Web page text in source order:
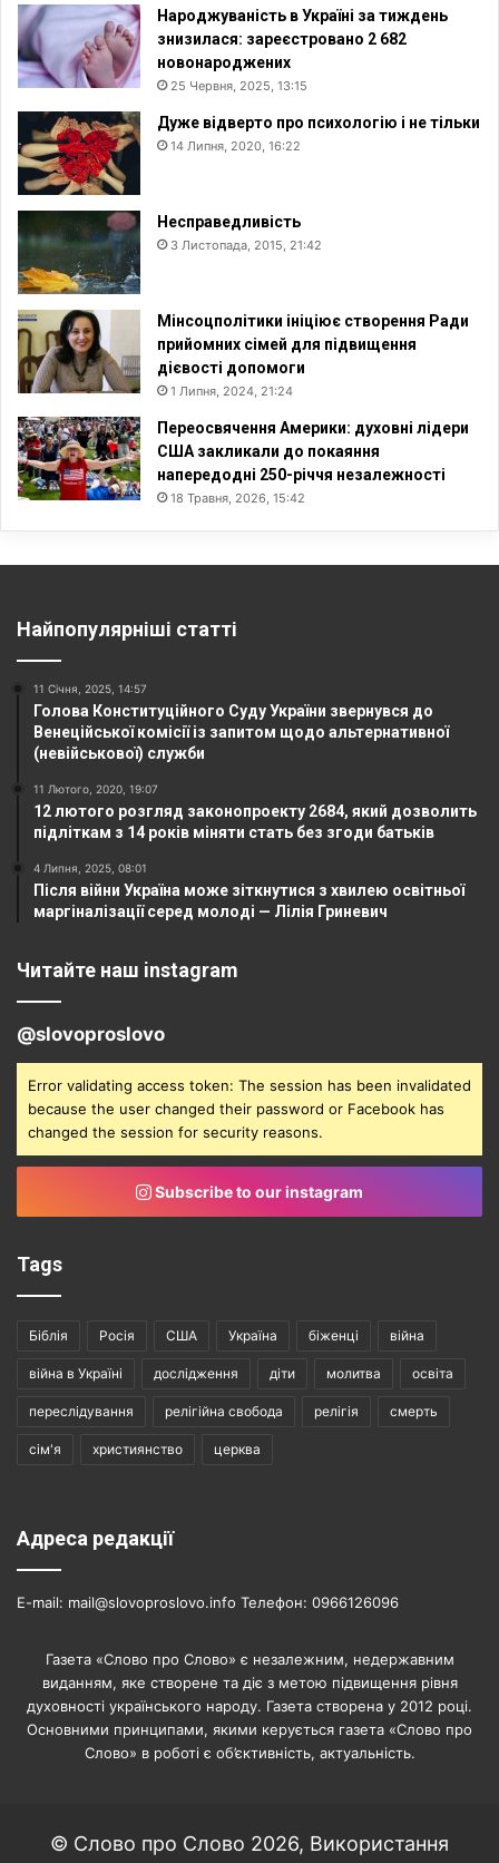
Народжуваність в Україні за тиждень
знизилася: зареєстровано 2 682
новонароджених
25 Червня, 2025, 13:15
Дуже відверто про психологію і не тільки
14 Липня, 2020, 16:22
Несправедливість
3 Листопада, 2015, 21:42
Мінсоцполітики ініціює створення Ради
прийомних сімей для підвищення
дієвості допомоги
1 Липня, 2024, 21:24
Переосвячення Америки: духовні лідери
США закликали до покаяння
напередодні 250-річчя незалежності
18 Травня, 2026, 15:42
Найпопулярніші статті
11 Січня, 2025, 14:57
Голова Конституційного Суду України звернувся до
Венеційської комісії із запитом щодо альтернативної
(невійськової) служби
11 Лютого, 2020, 19:07
12 лютого розгляд законопроекту 2684, який дозволить
підліткам з 14 років міняти стать без згоди батьків
4 Липня, 2025, 08:01
Після війни Україна може зіткнутися з хвилею освітньої
маргіналізації серед молоді — Лілія Гриневич
Читайте наш instagram
@slovoproslovo
Error validating access token: The session has been invalidated
because the user changed their password or Facebook has
changed the session for security reasons.
Subscribe to our instagram
Tags
Біблія Росія США Україна біженці війна
війна в Україні дослідження діти молитва освіта
переслідування релігійна свобода релігія смерть
сім'я християнство церква
Адреса редакції
E-mail: mail@slovoproslovo.info Телефон: 0966126096
Газета «Слово про Слово» є незалежним, недержавним
виданням, яке створене та діє з метою підвищення рівня
духовності українського народу. Газета створена у 2012 році.
Основними принципами, якими керується газета «Слово про
Слово» в роботі є об’єктивність, актуальність.
© Слово про Слово 2026, Використання